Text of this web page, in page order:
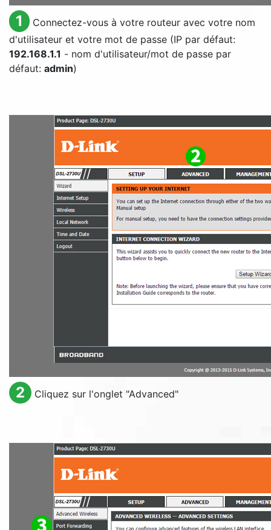
1
Connectez-vous à votre routeur avec votre nom
d'utilisateur et votre mot de passe (IP par défaut:
192.168.1.1 - nom d'utilisateur/mot de passe par
défaut: admin)
2 Cliquez sur l'onglet "Advanced"